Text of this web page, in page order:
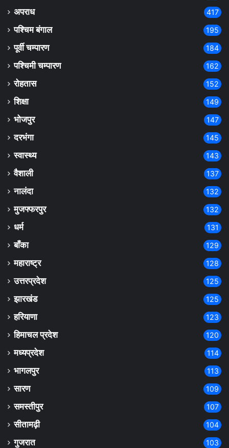
अपराध 417
पश्चिम बंगाल 195
पूर्वी चम्पारण 184
पश्चिमी चम्पारण 162
रोहतास 152
शिक्षा 149
भोजपुर 147
दरभंगा 145
स्वास्थ्य 143
वैशाली 137
नालंदा 132
मुजफ्फरपुर 132
धर्म 131
बाँका 129
महाराष्ट्र 128
उत्तरप्रदेश 125
झारखंड 125
हरियाणा 123
हिमाचल प्रदेश 120
मध्यप्रदेश 114
भागलपुर 113
सारण 109
समस्तीपुर 107
सीतामढ़ी 104
गुजरात 103